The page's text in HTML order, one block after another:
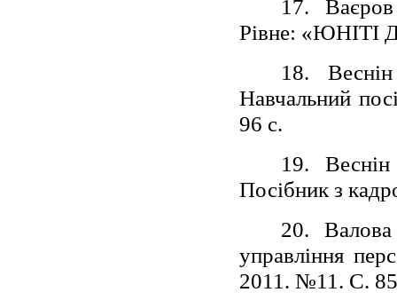
17.
Рівне: «ЮНІТІ
18.
Навчальний
96 с.
19.
Посібник з
20. Валова
управління
2011. №11. С.